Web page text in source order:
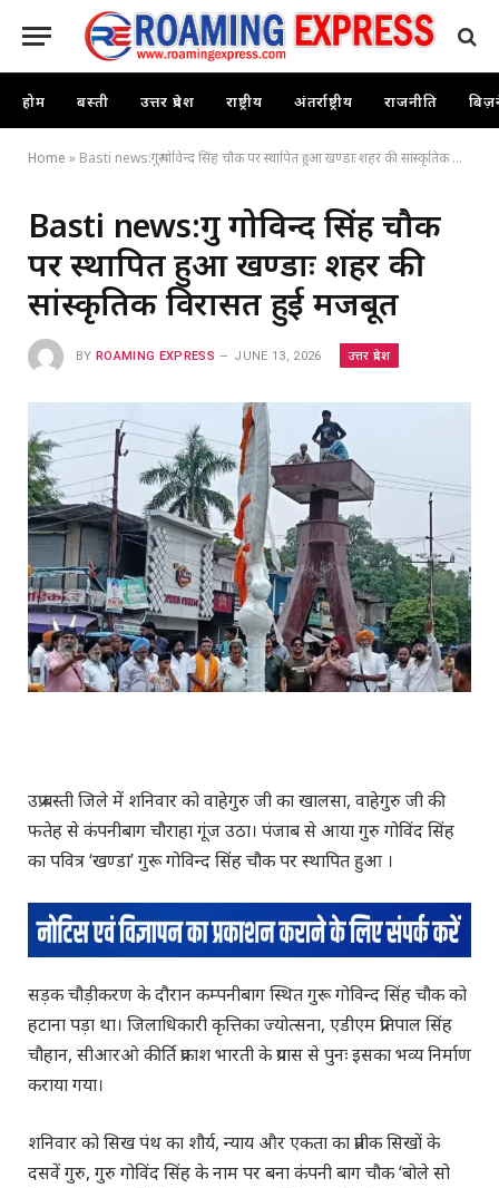
होम बस्ती उत्तर प्रदेश राष्ट्रीय अंतर्राष्ट्रीय राजनीति
Home » Basti news:गुरू गोविन्द सिंह चौक पर स्थापित हुआ खण्डाः शहर की सांस्कृतिक विरासत हुई मजबूत
Basti news:गुरू गोविन्द सिंह चौक
पर स्थापित हुआ खण्डाः शहर की
सांस्कृतिक विरासत हुई मजबूत
BY ROAMING EXPRESS JUNE 13, 2026 उत्तर प्रदेश
उप्र बस्ती जिले में शनिवार को वाहेगुरु जी का खालसा, वाहेगुरु जी की
फतेह से कंपनीबाग चौराहा गूंज उठा। पंजाब से आया गुरु गोविंद सिंह
का पवित्र ‘खण्डा’ गुरू गोविन्द सिंह चौक पर स्थापित हुआ ।
सड़क चौड़ीकरण के दौरान कम्पनीबाग स्थित गुरू गोविन्द सिंह चौक को
हटाना पड़ा था। जिलाधिकारी कृत्तिका ज्योत्सना, एडीएम प्रतिपाल सिंह
चौहान, सीआरओ कीर्ति प्रकाश भारती के प्रयास से पुनः इसका भव्य निर्माण
कराया गया।
शनिवार को सिख पंथ का शौर्य, न्याय और एकता का प्रतीक सिखों के
दसवें गुरु, गुरु गोविंद सिंह के नाम पर बना कंपनी बाग चौक ‘बोले सो